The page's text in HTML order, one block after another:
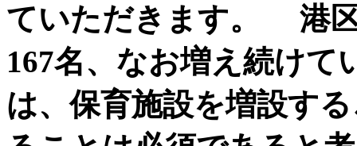
ていただきます。 港区
167名、なお増え続けて
は、保育施設を増設す